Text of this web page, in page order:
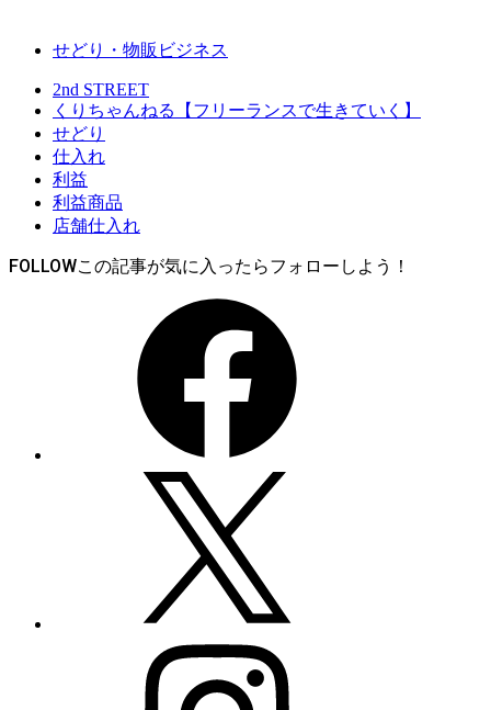
せどり・物販ビジネス
2nd STREET
くりちゃんねる【フリーランスで生きていく】
せどり
仕入れ
利益
利益商品
店舗仕入れ
FOLLOW